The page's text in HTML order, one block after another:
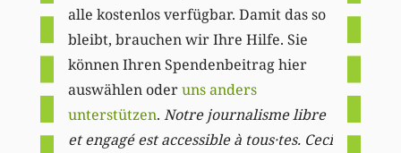
alle kostenlos verfügbar. Damit das so
bleibt, brauchen wir Ihre Hilfe. Sie
können Ihren Spendenbeitrag hier
auswählen oderuns anders
unterstützen. Notre journalisme libre
et engagé est accessible à tous·tes. Ceci